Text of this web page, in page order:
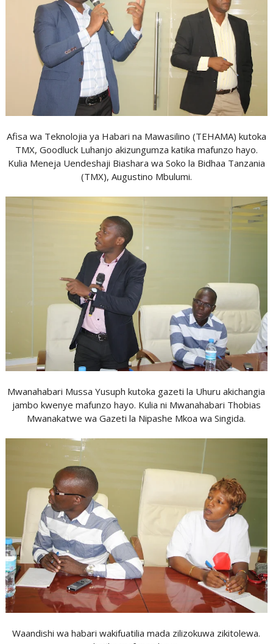
Afisa wa Teknolojia ya Habari na Mawasilino (TEHAMA) kutoka
TMX, Goodluck Luhanjo akizungumza katika mafunzo hayo.
Kulia Meneja Uendeshaji Biashara wa Soko la Bidhaa Tanzania
(TMX), Augustino Mbulumi.
Mwanahabari Mussa Yusuph kutoka gazeti la Uhuru akichangia
jambo kwenye mafunzo hayo. Kulia ni Mwanahabari Thobias
Mwanakatwe wa Gazeti la Nipashe Mkoa wa Singida.
Waandishi wa habari wakifuatilia mada zilizokuwa zikitolewa.